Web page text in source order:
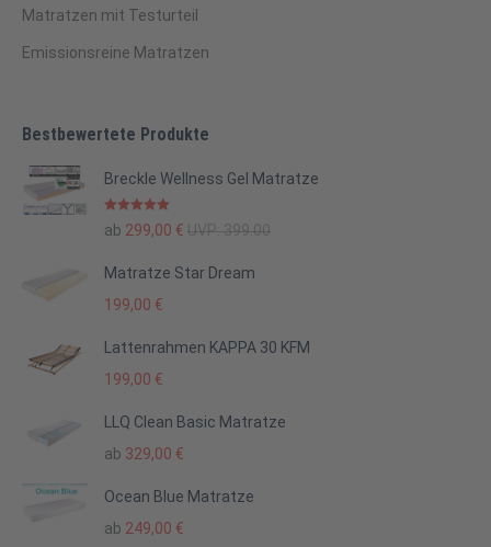
Matratzen mit Testurteil
Emissionsreine Matratzen
Bestbewertete Produkte
Breckle Wellness Gel Matratze
Bewertet mit
5.00von 5
ab 299,00 € UVP: 399.00
Matratze Star Dream
199,00 €
Lattenrahmen KAPPA 30 KFM
199,00 €
LLQ Clean Basic Matratze
ab 329,00 €
Ocean Blue Matratze
ab 249,00 €